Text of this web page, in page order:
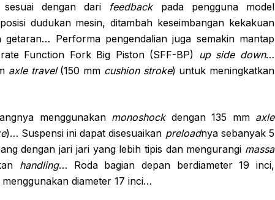
dengan dari feedbackpada pengguna model
dudukan mesin, ditambah keseimbangan kekakuan
getaran… Performa pengendalian juga semakin mantap
Function Fork Big Piston (SFF-BP) up side down…
axle travel(150 mm cushion stroke) untuk meningkatkan
menggunakan monoshockdengan 135 mm axle
)… Suspensi ini dapat disesuaikan preloadnya sebanyak 5
dengan jari jari yang lebih tipis dan mengurangi massa
handling… Roda bagian depan berdiameter 19 inci,
diameter 17 inci…